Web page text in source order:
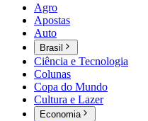
Agro
Apostas
Auto
Brasil
Ciência e Tecnologia
Colunas
Copa do Mundo
Cultura e Lazer
Economia